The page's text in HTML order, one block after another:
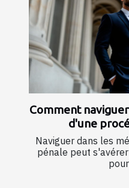
Comment
d'une
Naviguer dans les
pénale peut